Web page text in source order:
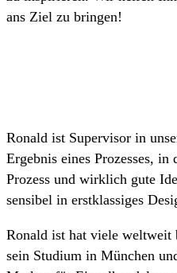
ans Ziel zu bringen!
Ronald ist Supervisor in
Ergebnis eines Prozesses,
Prozess und wirklich gute
sensibel in erstklassiges
Ronald ist hat viele weltweit
sein Studium in München